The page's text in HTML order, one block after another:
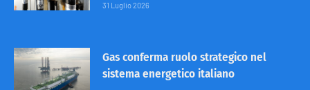
31 Luglio 2026
Gas conferma ruolo strategico nel
sistema energetico italiano